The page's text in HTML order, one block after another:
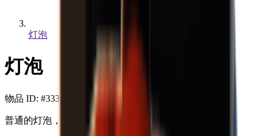
灯泡
灯泡
物品 ID: #333
普通的灯泡，看起来还能工作。